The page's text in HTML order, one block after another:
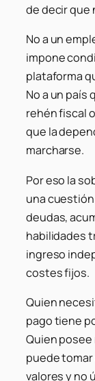
de decir que
No a un
impone
plataforma
No a un país
rehén fiscal
que la
marcharse.
Por eso la
una
deudas,
habilidades
ingreso
costes fijos.
Quien
pago tiene
Quien
puede
valores y no